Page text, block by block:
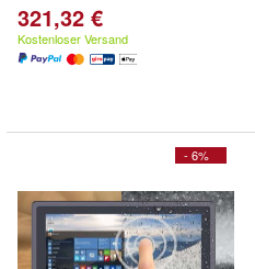
321,32 €
Kostenloser Versand
- 6%